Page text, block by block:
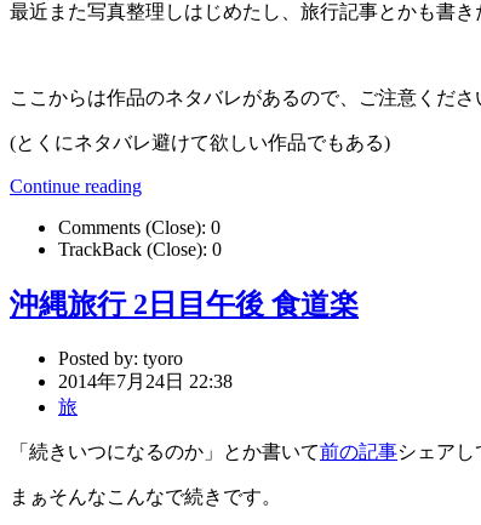
最近また写真整理しはじめたし、旅行記事とかも書き
ここからは作品のネタバレがあるので、ご注意くださ
(とくにネタバレ避けて欲しい作品でもある)
Continue reading
Comments (Close): 0
TrackBack (Close): 0
沖縄旅行 2日目午後 食道楽
Posted by: tyoro
2014年7月24日 22:38
旅
「続きいつになるのか」とか書いて前の記事シェアし
まぁそんなこんなで続きです。